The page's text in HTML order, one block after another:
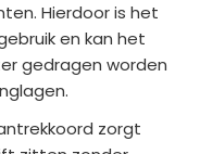
Hierdoor is het
en kan het
gedragen worden
zorgt